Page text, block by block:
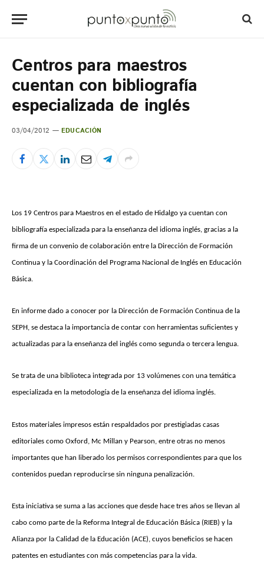
Centros para maestros
cuentan con bibliografía
especializada de inglés
03/04/2012 EDUCACIÓN
Los 19 Centros para Maestros en el estado de Hidalgo ya cuentan con
bibliografía especializada para la enseñanza del idioma inglés, gracias a la
firma de un convenio de colaboración entre la Dirección de Formación
Continua y la Coordinación del Programa Nacional de Inglés en Educación
Básica.
En informe dado a conocer por la Dirección de Formación Continua de la
SEPH, se destaca la importancia de contar con herramientas suficientes y
actualizadas para la enseñanza del inglés como segunda o tercera lengua.
Se trata de una biblioteca integrada por 13 volúmenes con una temática
especializada en la metodología de la enseñanza del idioma inglés.
Estos materiales impresos están respaldados por prestigiadas casas
editoriales como Oxford, Mc Millan y Pearson, entre otras no menos
importantes que han liberado los permisos correspondientes para que los
contenidos puedan reproducirse sin ninguna penalización.
Esta iniciativa se suma a las acciones que desde hace tres años se llevan al
cabo como parte de la Reforma Integral de Educación Básica (RIEB) y la
Alianza por la Calidad de la Educación (ACE), cuyos beneficios se hacen
patentes en estudiantes con más competencias para la vida.